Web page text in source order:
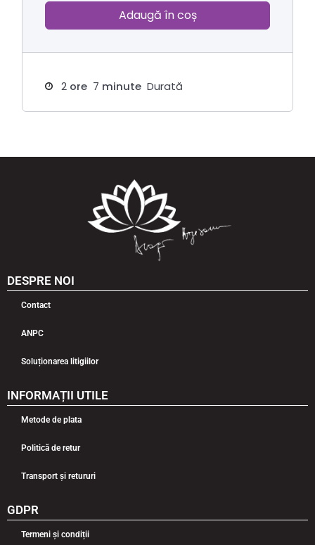
Adaugă în coș
2 ore 7 minute Durată
DESPRE NOI
Contact
ANPC
Soluționarea litigiilor
INFORMAȚII UTILE
Metode de plata
Politică de retur
Transport și retururi
GDPR
Termeni și condiții